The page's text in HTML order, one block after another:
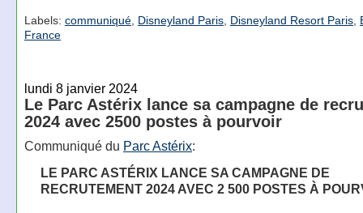
Labels: communiqué, Disneyland Paris, Disneyland Resort Paris,
France
lundi 8 janvier 2024
Le Parc Astérix lance sa campagne de
2024 avec 2500 postes à pourvoir
Communiqué du Parc Astérix:
LE PARC ASTÉRIX LANCE SA CAMPAGNE DE
RECRUTEMENT 2024 AVEC 2 500 POSTES À